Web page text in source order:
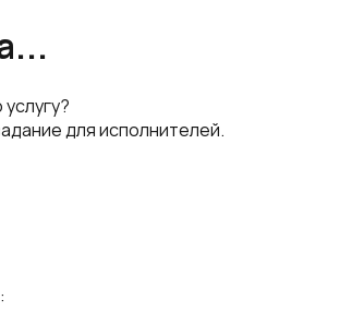
для исполнителей.